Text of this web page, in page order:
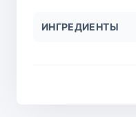
ИНГРЕДИЕНТЫ